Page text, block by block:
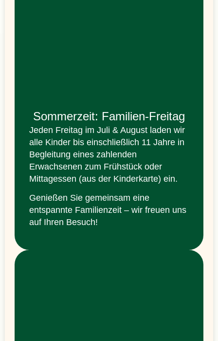
Sommerzeit: Familien-Freitag
Jeden Freitag im Juli & August laden wir
alle Kinder bis einschließlich 11 Jahre in
Begleitung eines zahlenden
Erwachsenen zum Frühstück oder
Mittagessen (aus der Kinderkarte) ein.
Genießen Sie gemeinsam eine
entspannte Familienzeit – wir freuen uns
auf Ihren Besuch!